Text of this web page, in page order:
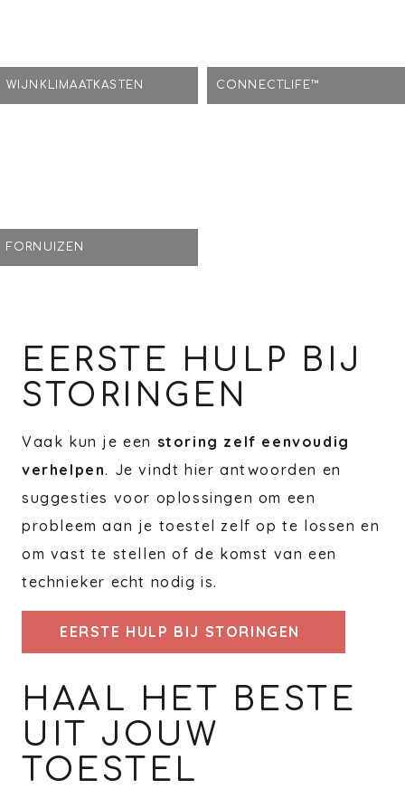
WIJNKLIMAATKASTEN CONNECTLIFE™
FORNUIZEN
EERSTE HULP BIJ
STORINGEN
Vaak kun je een storing zelf eenvoudig
verhelpen. Je vindt hier antwoorden en
suggesties voor oplossingen om een
probleem aan je toestel zelf op te lossen en
om vast te stellen of de komst van een
technieker echt nodig is.
EERSTE HULP BIJ STORINGEN
HAAL HET BESTE
UIT JOUW
TOESTEL